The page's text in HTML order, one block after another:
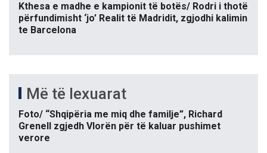
Kthesa e madhe e kampionit të botës/ Rodri i thotë
përfundimisht ‘jo’ Realit të Madridit, zgjodhi kalimin
te Barcelona
Më të lexuarat
Foto/ “Shqipëria me miq dhe familje”, Richard
Grenell zgjedh Vlorën për të kaluar pushimet
verore